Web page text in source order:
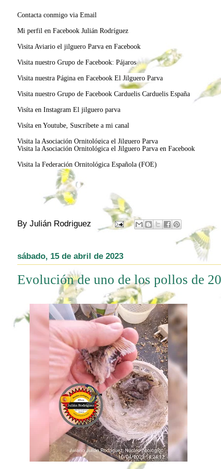
Contacta conmigo via Email
Mi perfil en Facebook Julián Rodríguez
Visita Aviario el jilguero Parva en Facebook
Visita nuestro Grupo de Facebook: Pájaros
Visita nuestra Página en Facebook El Jilguero Parva
Visita nuestro Grupo de Facebook Carduelis Carduelis España
Visíta en Instagram El jilguero parva
Visíta en Youtube, Suscríbete a mi canal
Visita la Asociación Ornitológica el Jilguero Parva
Visita la Asociación Ornitológica el Jilguero Parva en Facebook
Visita la Federación Ornitológica Española (FOE)
By Julián Rodriguez
sábado, 15 de abril de 2023
Evolución de uno de los pollos de